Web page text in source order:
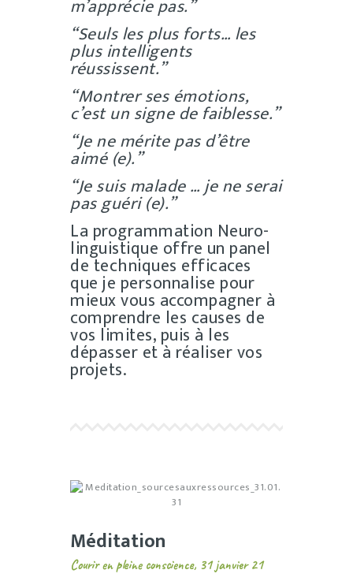
m’apprécie pas.”
“Seuls les plus forts… les
plus intelligents
réussissent.”
“Montrer ses émotions,
c’est un signe de faiblesse.”
“Je ne mérite pas d’être
aimé (e).”
“Je suis malade … je ne serai
pas guéri (e).”
La programmation Neuro-
linguistique offre un panel
de techniques efficaces
que je personnalise pour
mieux vous accompagner à
comprendre les causes de
vos limites, puis à les
dépasser et à réaliser vos
projets.
Méditation
Courir en pleine conscience, 31 janvier 21